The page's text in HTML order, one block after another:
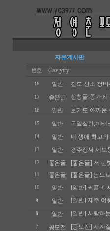
자유게시판
번호 Category
18 일반 진도 산소 정
17 좋은글 신창골 종가에
16 일반 보기도 아까운
15 일반 독일살렘,이태
14 일반 내 생애 최고의
13 일반 경주정씨 세보
12 좋은글 [좋은글] 저 눈
11 좋은글 [좋은글] 남으
10 일반 [일반] 커플과
9 일반 [일반] 제주 여
8 일반 [일반] 사랑하
7 공모전 [공모전] 사계